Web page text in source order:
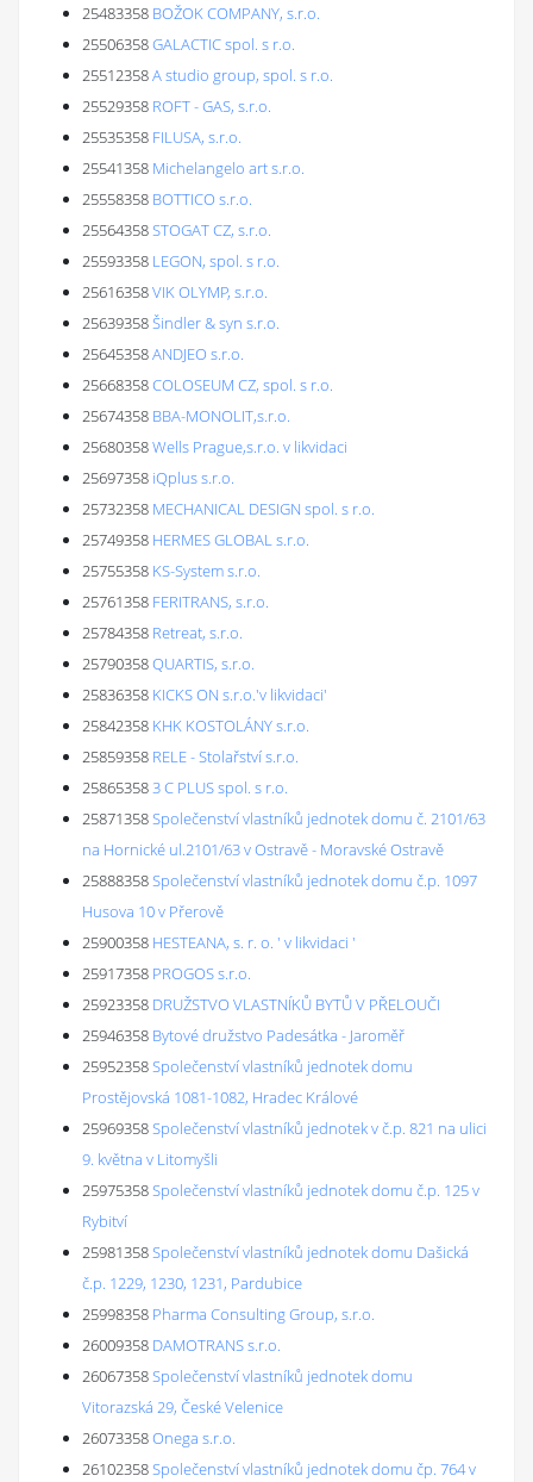
25483358 BOŽOK COMPANY, s.r.o.
25506358GALACTIC spol. s r.o.
25512358A studio group, spol. s r.o.
25529358 ROFT - GAS, s.r.o.
25535358 FILUSA, s.r.o.
25541358 Michelangelo art s.r.o.
25558358 BOTTICO s.r.o.
25564358STOGAT CZ, s.r.o.
25593358 LEGON, spol. s r.o.
25616358VIK OLYMP, s.r.o.
25639358Šindler & syn s.r.o.
25645358ANDJEO s.r.o.
25668358COLOSEUM CZ, spol. s r.o.
25674358 BBA-MONOLIT,s.r.o.
25680358Wells Prague,s.r.o. v likvidaci
25697358 iQplus s.r.o.
25732358 MECHANICAL DESIGN spol. s r.o.
25749358 HERMES GLOBAL s.r.o.
25755358 KS-System s.r.o.
25761358 FERITRANS, s.r.o.
25784358 Retreat, s.r.o.
25790358QUARTIS, s.r.o.
25836358 KICKS ON s.r.o.'v likvidaci'
25842358 KHK KOSTOLÁNY s.r.o.
25859358 RELE - Stolařství s.r.o.
258653583 C PLUS spol. s r.o.
25871358Společenství vlastníků jednotek domu č. 2101/63
na Hornické ul.2101/63 v Ostravě - Moravské Ostravě
25888358Společenství vlastníků jednotek domu č.p. 1097
Husova 10 v Přerově
25900358 HESTEANA, s. r. o. ' v likvidaci '
25917358 PROGOS s.r.o.
25923358 DRUŽSTVO VLASTNÍKŮ BYTŮ V PŘELOUČI
25946358 Bytové družstvo Padesátka - Jaroměř
25952358Společenství vlastníků jednotek domu
Prostějovská 1081-1082, Hradec Králové
25969358Společenství vlastníků jednotek v č.p. 821 na ulici
9. května v Litomyšli
25975358Společenství vlastníků jednotek domu č.p. 125 v
Rybitví
25981358Společenství vlastníků jednotek domu Dašická
č.p. 1229, 1230, 1231, Pardubice
25998358 Pharma Consulting Group, s.r.o.
26009358 DAMOTRANS s.r.o.
26067358Společenství vlastníků jednotek domu
Vitorazská 29, České Velenice
26073358Onega s.r.o.
26102358Společenství vlastníků jednotek domu čp. 764 v